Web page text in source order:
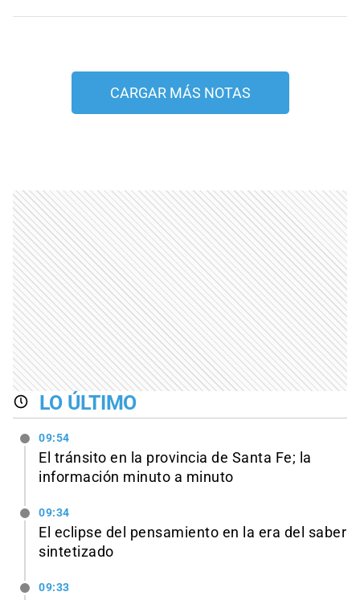
CARGAR MÁS NOTAS
LO ÚLTIMO
09:54
El tránsito en la provincia de Santa Fe; la
información minuto a minuto
09:34
El eclipse del pensamiento en la era del saber
sintetizado
09:33